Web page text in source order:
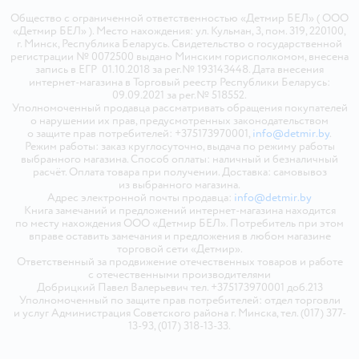
Общество с ограниченной ответственностью «Детмир БЕЛ» ( ООО
«Детмир БЕЛ» ). Место нахождения: ул. Кульман, 3, пом. 319, 220100,
г. Минск, Республика Беларусь. Свидетельство о государственной
регистрации № 0072500 выдано Минским горисполкомом, внесена
запись в ЕГР 01.10.2018 за рег.№ 193143448. Дата внесения
интернет-магазина в Торговый реестр Республики Беларусь:
09.09.2021 за рег.№ 518552.
Уполномоченный продавца рассматривать обращения покупателей
о нарушении их прав, предусмотренных законодательством
о защите прав потребителей: +375173970001, info@detmir.by.
Режим работы: заказ круглосуточно, выдача по режиму работы
выбранного магазина. Способ оплаты: наличный и безналичный
расчёт. Оплата товара при получении. Доставка: самовывоз
из выбранного магазина.
Адрес электронной почты продавца: info@detmir.by
Книга замечаний и предложений интернет-магазина находится
по месту нахождения ООО «Детмир БЕЛ». Потребитель при этом
вправе оставить замечания и предложения в любом магазине
торговой сети «Детмир».
Ответственный за продвижение отечественных товаров и работе
с отечественными производителями
Добрицкий Павел Валерьевич тел. +375173970001 доб.213
Уполномоченный по защите прав потребителей: отдел торговли
и услуг Администрация Советского района г. Минска, тел. (017) 377-
13-93, (017) 318-13-33.